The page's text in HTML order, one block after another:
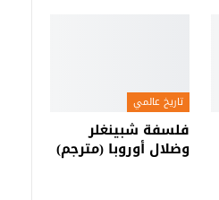
تاريخ عالمي
فلسفة شبينغلر
وضلال أوروبا (مترجم)